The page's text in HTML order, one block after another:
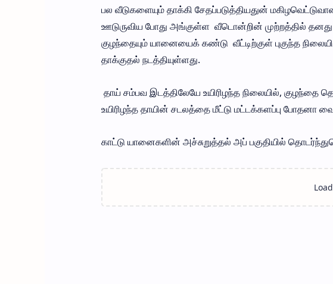
பல வீடுகளையும் தாக்கி சேதப்படுத்தியதுன்
ஊடுருவிய போது அங்குள்ள வீடொன்றின் முற்றத்தில்
குழந்தையும் யானையைக் கண்டு வீட்டிற்குள் புகுந்த
தாக்குதல் நடத்தியுள்ளது.
தாய் சம்பவ இடத்திலேயே உயிரிழந்த நிலையில், குழந்தை
உயிரிழந்த தாயின் சடலத்தை மீட்டு மட்டக்களப்பு போதனா
காட்டு யானைகளின் அச்சுறுத்தல் அப் பகுதியில்